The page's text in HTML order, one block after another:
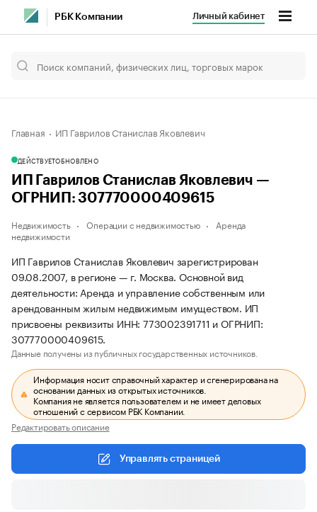
РБК Компании Личный кабинет
Главная ИП Гаврилов Станислав Яковлевич
ДЕЙСТВУЕТОБНОВЛЕНО
ИП Гаврилов Станислав Яковлевич —
ОГРНИП: 307770000409615
Недвижимость Операции с недвижимостью
Аренда
недвижимости
ИП Гаврилов Станислав Яковлевич зарегистрирован
09.08.2007, в регионе — г. Москва. Основной вид
деятельности: Аренда и управление собственным или
арендованным жилым недвижимым имуществом. ИП
присвоены реквизиты ИНН: 773002391711 и ОГРНИП:
307770000409615.
Данные получены из публичных государственных источников.
Информация носит справочный характер и сгенерирована на
основании данных из открытых источников.
Компания не является пользователем и не имеет деловых
отношений с сервисом РБК Компании.
Редактировать описание
Управлять страницей